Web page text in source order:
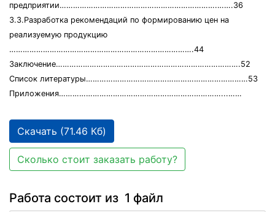
предприятии…………………………………………………………….…….36
3.3.Разработка рекомендаций по формированию цен на
реализуемую продукцию
……………………………………………………………………….44
Заключение……………………………………………………………………….52
Список литературы………………………………………………………………53
Приложения………………………………………………………………...……
Скачать (71.46 Кб)
Сколько стоит заказать работу?
Работа состоит из 1 файл